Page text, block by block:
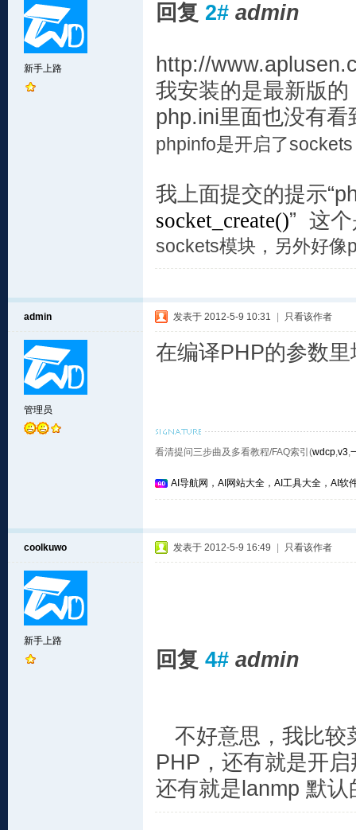
新手上路
回复 2# admin
http://
我安装的是最新版
php.ini里面也没有
phpinfo是开启了sockets
我上面提交的提示
socket_create()” 这
sockets模块，另外好像
admin
管理员
发表于 2012-5-9 10:31 只看该作者
在编译PHP的参数
看清提问三步曲及多看教程/FAQ索引(wdcp,v3,
AI导航网，AI网站大全，AI工具大全，AI软
coolkuwo
新手上路
发表于 2012-5-9 16:49 只看该作者
回复 4# admin
不好意思，我比较
PHP，还有就是开
还有就是lanmp 默